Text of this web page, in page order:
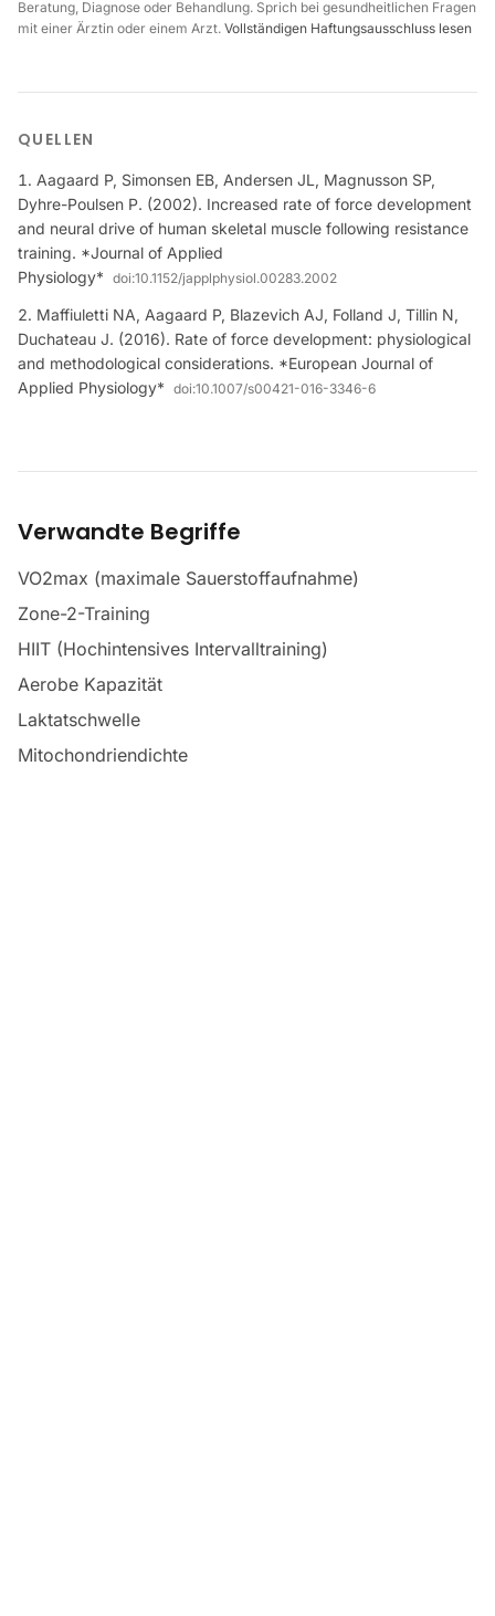
Beratung, Diagnose oder Behandlung. Sprich bei gesundheitlichen Fragen
mit einer Ärztin oder einem Arzt. Vollständigen Haftungsausschluss lesen
QUELLEN
Aagaard P, Simonsen EB, Andersen JL, Magnusson SP,
Dyhre-Poulsen P. (2002). Increased rate of force development
and neural drive of human skeletal muscle following resistance
training. *Journal of Applied
Physiology* doi:10.1152/japplphysiol.00283.2002
Maffiuletti NA, Aagaard P, Blazevich AJ, Folland J, Tillin N,
Duchateau J. (2016). Rate of force development: physiological
and methodological considerations. *European Journal of
Applied Physiology* doi:10.1007/s00421-016-3346-6
Verwandte Begriffe
VO2max (maximale Sauerstoffaufnahme)
Zone-2-Training
HIIT (Hochintensives Intervalltraining)
Aerobe Kapazität
Laktatschwelle
Mitochondriendichte